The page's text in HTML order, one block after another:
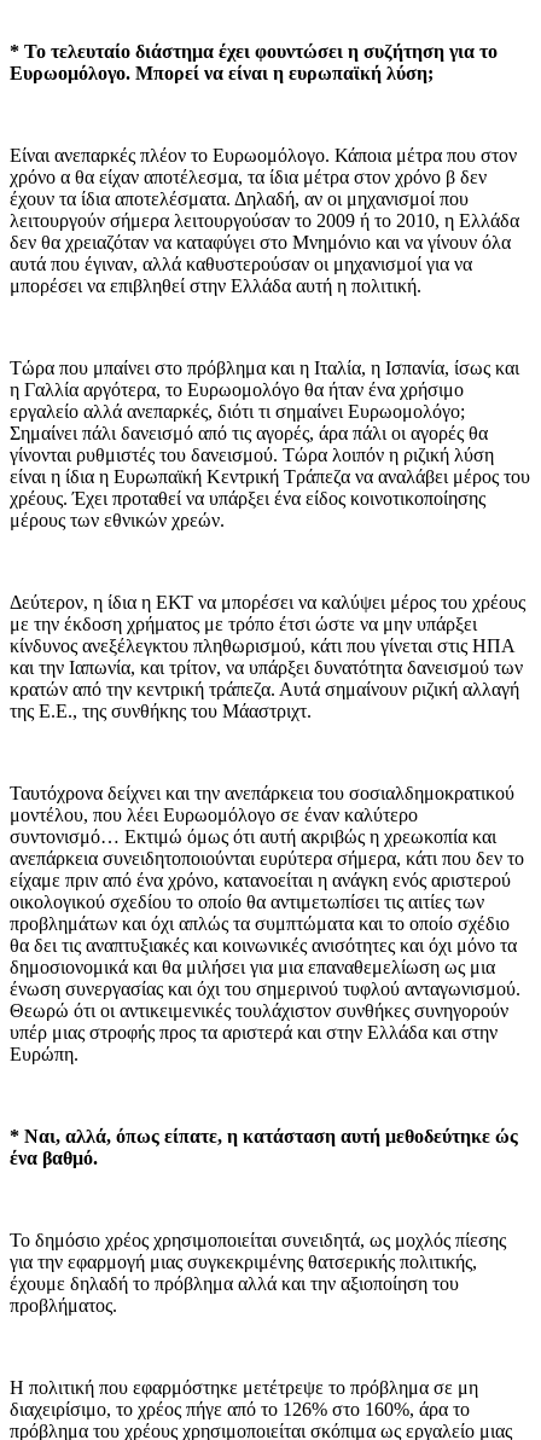
* Το τελευταίο διάστημα έχει φουντώσει η συζήτηση για το
Ευρωομόλογο. Μπορεί να είναι η ευρωπαϊκή λύση;
Είναι ανεπαρκές πλέον το Ευρωομόλογο. Κάποια μέτρα που στον
χρόνο α θα είχαν αποτέλεσμα, τα ίδια μέτρα στον χρόνο β δεν
έχουν τα ίδια αποτελέσματα. Δηλαδή, αν οι μηχανισμοί που
λειτουργούν σήμερα λειτουργούσαν το 2009 ή το 2010, η Ελλάδα
δεν θα χρειαζόταν να καταφύγει στο Μνημόνιο και να γίνουν όλα
αυτά που έγιναν, αλλά καθυστερούσαν οι μηχανισμοί για να
μπορέσει να επιβληθεί στην Ελλάδα αυτή η πολιτική.
Τώρα που μπαίνει στο πρόβλημα και η Ιταλία, η Ισπανία, ίσως και
η Γαλλία αργότερα, το Ευρωομολόγο θα ήταν ένα χρήσιμο
εργαλείο αλλά ανεπαρκές, διότι τι σημαίνει Ευρωομολόγο;
Σημαίνει πάλι δανεισμό από τις αγορές, άρα πάλι οι αγορές θα
γίνονται ρυθμιστές του δανεισμού. Τώρα λοιπόν η ριζική λύση
είναι η ίδια η Ευρωπαϊκή Κεντρική Τράπεζα να αναλάβει μέρος του
χρέους. Έχει προταθεί να υπάρξει ένα είδος κοινοτικοποίησης
μέρους των εθνικών χρεών.
Δεύτερον, η ίδια η ΕΚΤ να μπορέσει να καλύψει μέρος του χρέους
με την έκδοση χρήματος με τρόπο έτσι ώστε να μην υπάρξει
κίνδυνος ανεξέλεγκτου πληθωρισμού, κάτι που γίνεται στις ΗΠΑ
και την Ιαπωνία, και τρίτον, να υπάρξει δυνατότητα δανεισμού των
κρατών από την κεντρική τράπεζα. Αυτά σημαίνουν ριζική αλλαγή
της Ε.Ε., της συνθήκης του Μάαστριχτ.
Ταυτόχρονα δείχνει και την ανεπάρκεια του σοσιαλδημοκρατικού
μοντέλου, που λέει Ευρωομόλογο σε έναν καλύτερο
συντονισμό… Εκτιμώ όμως ότι αυτή ακριβώς η χρεωκοπία και
ανεπάρκεια συνειδητοποιούνται ευρύτερα σήμερα, κάτι που δεν το
είχαμε πριν από ένα χρόνο, κατανοείται η ανάγκη ενός αριστερού
οικολογικού σχεδίου το οποίο θα αντιμετωπίσει τις αιτίες των
προβλημάτων και όχι απλώς τα συμπτώματα και το οποίο σχέδιο
θα δει τις αναπτυξιακές και κοινωνικές ανισότητες και όχι μόνο τα
δημοσιονομικά και θα μιλήσει για μια επαναθεμελίωση ως μια
ένωση συνεργασίας και όχι του σημερινού τυφλού ανταγωνισμού.
Θεωρώ ότι οι αντικειμενικές τουλάχιστον συνθήκες συνηγορούν
υπέρ μιας στροφής προς τα αριστερά και στην Ελλάδα και στην
Ευρώπη.
* Ναι, αλλά, όπως είπατε, η κατάσταση αυτή μεθοδεύτηκε ώς
ένα βαθμό.
Το δημόσιο χρέος χρησιμοποιείται συνειδητά, ως μοχλός πίεσης
για την εφαρμογή μιας συγκεκριμένης θατσερικής πολιτικής,
έχουμε δηλαδή το πρόβλημα αλλά και την αξιοποίηση του
προβλήματος.
Η πολιτική που εφαρμόστηκε μετέτρεψε το πρόβλημα σε μη
διαχειρίσιμο, το χρέος πήγε από το 126% στο 160%, άρα το
πρόβλημα του χρέους χρησιμοποιείται σκόπιμα ως εργαλείο μιας